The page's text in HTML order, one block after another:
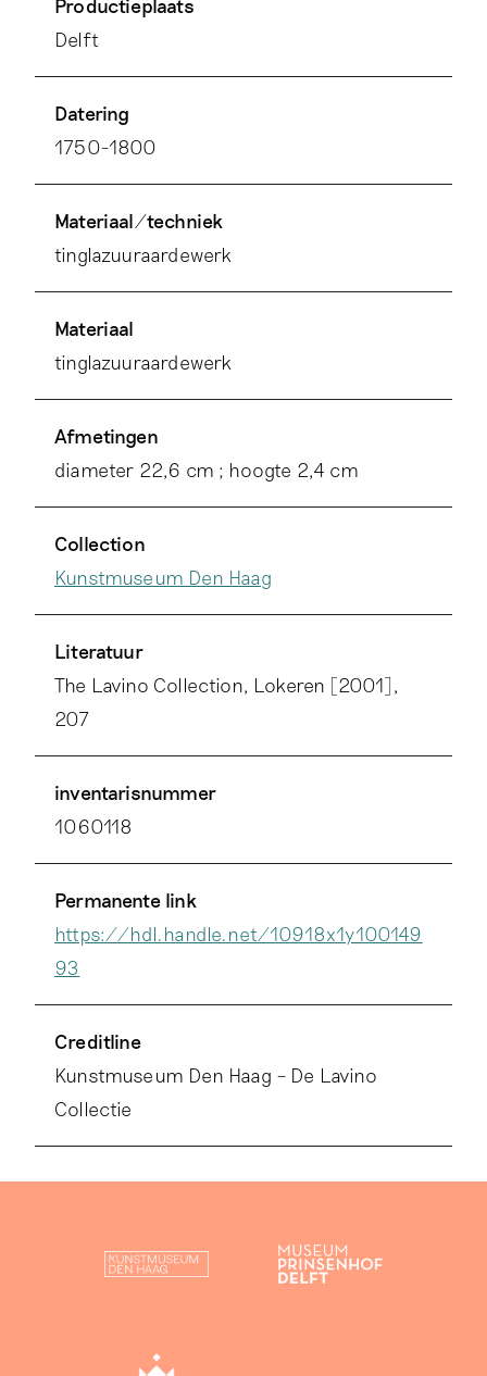
Productieplaats
Delft
Datering
1750-1800
Materiaal/techniek
tinglazuuraardewerk
Materiaal
tinglazuuraardewerk
Afmetingen
diameter 22,6 cm ; hoogte 2,4 cm
Collection
Kunstmuseum Den Haag
Literatuur
The Lavino Collection, Lokeren [2001],
207
inventarisnummer
1060118
Permanente link
https://hdl.handle.net/10918x1y100149
93
Creditline
Kunstmuseum Den Haag – De Lavino
Collectie